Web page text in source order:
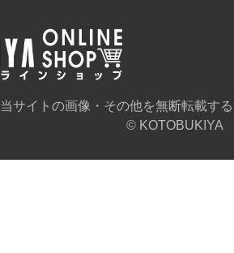
当サイトの画像・その他を無断転載す
© KOTOBUKIYA